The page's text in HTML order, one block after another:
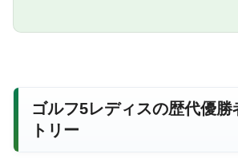
ゴルフ5レディスの歴代優勝
トリー